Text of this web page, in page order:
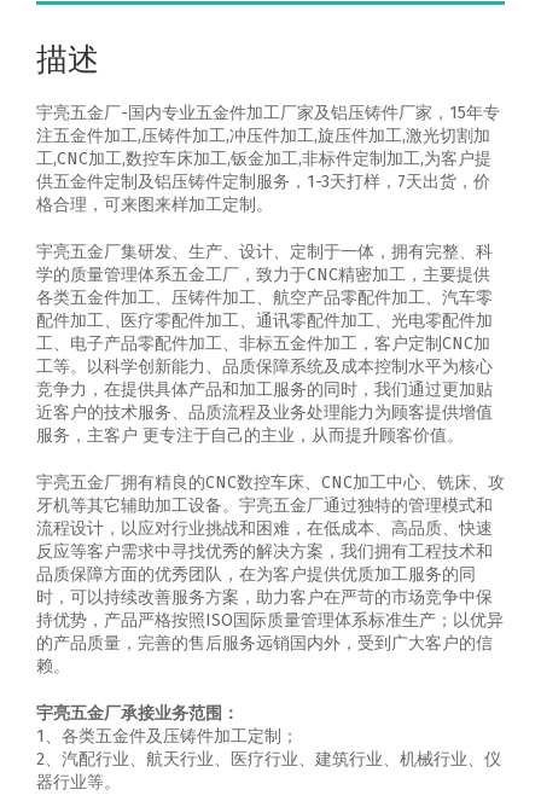
描述
宇亮五金厂-国内专业五金件加工厂家及铝压铸件厂家，15年专
注五金件加工,压铸件加工,冲压件加工,旋压件加工,激光切割加
工,CNC加工,数控车床加工,钣金加工,非标件定制加工,为客户提
供五金件定制及铝压铸件定制服务，1-3天打样，7天出货，价
格合理，可来图来样加工定制。
宇亮五金厂集研发、生产、设计、定制于一体，拥有完整、科
学的质量管理体系五金工厂，致力于CNC精密加工，主要提供
各类五金件加工、压铸件加工、航空产品零配件加工、汽车零
配件加工、医疗零配件加工、通讯零配件加工、光电零配件加
工、电子产品零配件加工、非标五金件加工，客户定制CNC加
工等。以科学创新能力、品质保障系统及成本控制水平为核心
竞争力，在提供具体产品和加工服务的同时，我们通过更加贴
近客户的技术服务、品质流程及业务处理能力为顾客提供增值
服务，主客户 更专注于自己的主业，从而提升顾客价值。
宇亮五金厂拥有精良的CNC数控车床、CNC加工中心、铣床、攻
牙机等其它辅助加工设备。宇亮五金厂通过独特的管理模式和
流程设计，以应对行业挑战和困难，在低成本、高品质、快速
反应等客户需求中寻找优秀的解决方案，我们拥有工程技术和
品质保障方面的优秀团队，在为客户提供优质加工服务的同
时，可以持续改善服务方案，助力客户在严苛的市场竞争中保
持优势，产品严格按照ISO国际质量管理体系标准生产；以优异
的产品质量，完善的售后服务远销国内外，受到广大客户的信
赖。
宇亮五金厂承接业务范围：
1、各类五金件及压铸件加工定制；
2、汽配行业、航天行业、医疗行业、建筑行业、机械行业、仪
器行业等。